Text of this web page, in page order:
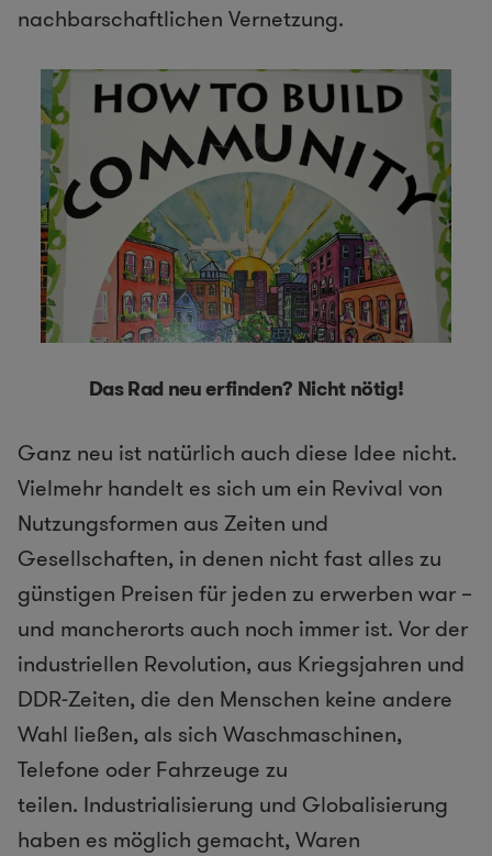
nachbarschaftlichen Vernetzung.
Das Rad neu erfinden? Nicht nötig!
Ganz neu ist natürlich auch diese Idee nicht.
Vielmehr handelt es sich um ein Revival von
Nutzungsformen aus Zeiten und
Gesellschaften, in denen nicht fast alles zu
günstigen Preisen für jeden zu erwerben war –
und mancherorts auch noch immer ist. Vor der
industriellen Revolution, aus Kriegsjahren und
DDR-Zeiten, die den Menschen keine andere
Wahl ließen, als sich Waschmaschinen,
Telefone oder Fahrzeuge zu
teilen. Industrialisierung und Globalisierung
haben es möglich gemacht, Waren